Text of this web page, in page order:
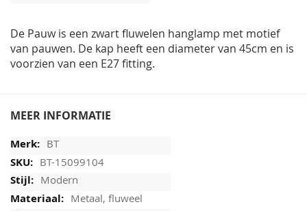
De Pauw is een zwart fluwelen hanglamp met motief
van pauwen. De kap heeft een diameter van 45cm en is
voorzien van een E27 fitting.
MEER INFORMATIE
BT
BT-15099104
Modern
Metaal, fluweel